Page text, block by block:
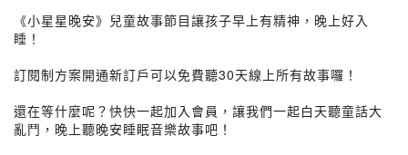
《小星星晚安》兒童故事節目讓孩子早上有精神，晚上好入
睡！
訂閱制方案開通新訂戶可以免費聽30天線上所有故事囉！
還在等什麼呢？快快一起加入會員，讓我們一起白天聽童話大
亂鬥，晚上聽晚安睡眠音樂故事吧！